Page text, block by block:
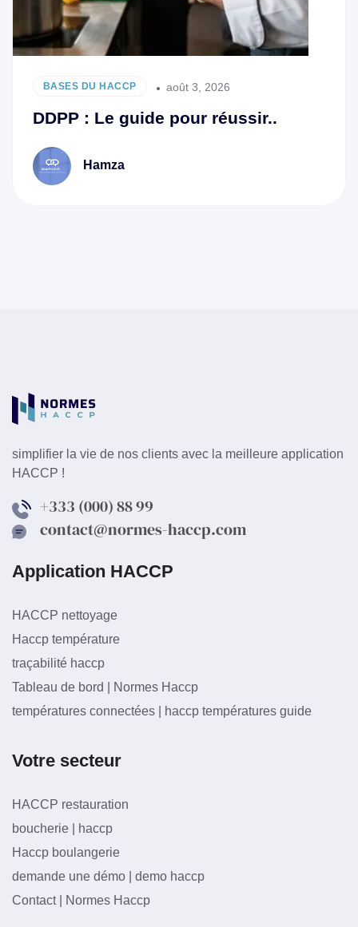
BASES DU HACCP août 3, 2026
DDPP : Le guide pour réussir..
Hamza
simplifier la vie de nos clients avec la meilleure application
HACCP !
+333 (000) 88 99
contact@normes-haccp.com
Application HACCP
HACCP nettoyage
Haccp température
traçabilité haccp
Tableau de bord | Normes Haccp
températures connectées | haccp températures guide
Votre secteur
HACCP restauration
boucherie | haccp
Haccp boulangerie
demande une démo | demo haccp
Contact | Normes Haccp